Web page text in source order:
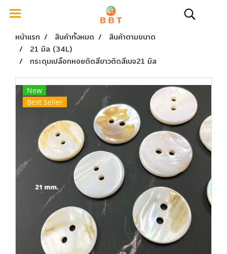
หน้าแรก สินค้าทั้งหมด
สินค้าตามขนาด
21 มิล (34L)
กระดุมเปลือกหอยติดสีขาวติดสีเบจ21 มิล
New
Best Seller